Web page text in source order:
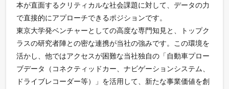
本が直面するクリティカルな社会課題に対して、データの力
で直接的にアプローチできるポジションです。
東京大学発ベンチャーとしての高度な専門知見と、トップク
ラスの研究者陣との密な連携が当社の強みです。この環境を
活かし、他ではアクセスが困難な当社独自の「自動車プロー
ブデータ（コネクティッドカー、ナビゲーションシステム、
ドライブレコーダー等）」を活用して、新たな事業価値を創